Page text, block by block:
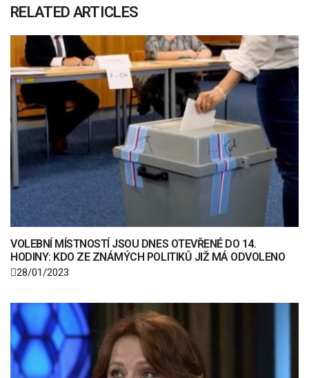
RELATED ARTICLES
VOLEBNÍ MÍSTNOSTÍ JSOU DNES OTEVŘENÉ DO 14.
HODINY: KDO ZE ZNÁMÝCH POLITIKŮ JIŽ MÁ ODVOLENO
28/01/2023